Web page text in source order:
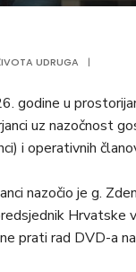
UDRUGA |
godine u
uz nazočnost
i operativnih
nazočio je g.
prati rad DVD-a